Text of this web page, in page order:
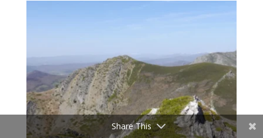
Share This